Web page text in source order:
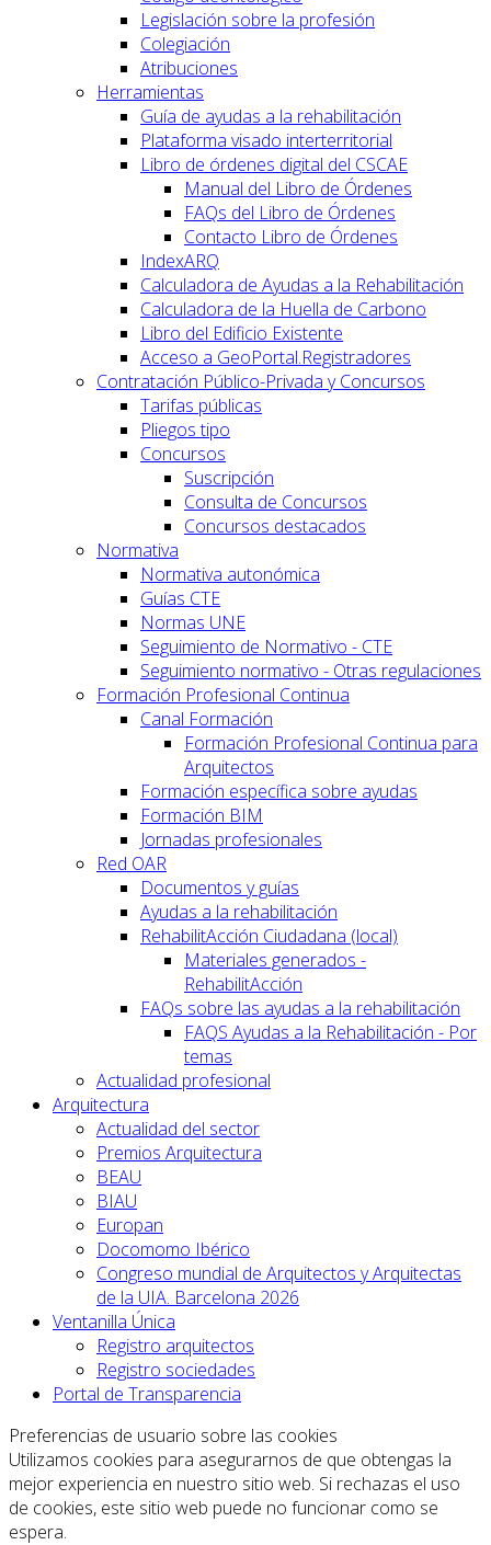
Legislación sobre la profesión
Colegiación
Atribuciones
Herramientas
Guía de ayudas a la rehabilitación
Plataforma visado interterritorial
Libro de órdenes digital del CSCAE
Manual del Libro de Órdenes
FAQs del Libro de Órdenes
Contacto Libro de Órdenes
IndexARQ
Calculadora de Ayudas a la Rehabilitación
Calculadora de la Huella de Carbono
Libro del Edificio Existente
Acceso a GeoPortal.Registradores
Contratación Público-Privada y Concursos
Tarifas públicas
Pliegos tipo
Concursos
Suscripción
Consulta de Concursos
Concursos destacados
Normativa
Normativa autonómica
Guías CTE
Normas UNE
Seguimiento de Normativo - CTE
Seguimiento normativo - Otras regulaciones
Formación Profesional Continua
Canal Formación
Formación Profesional Continua para
Arquitectos
Formación específica sobre ayudas
Formación BIM
Jornadas profesionales
Red OAR
Documentos y guías
Ayudas a la rehabilitación
RehabilitAcción Ciudadana (local)
Materiales generados -
RehabilitAcción
FAQs sobre las ayudas a la rehabilitación
FAQS Ayudas a la Rehabilitación - Por
temas
Actualidad profesional
Arquitectura
Actualidad del sector
Premios Arquitectura
BEAU
BIAU
Europan
Docomomo Ibérico
Congreso mundial de Arquitectos y Arquitectas
de la UIA. Barcelona 2026
Ventanilla Única
Registro arquitectos
Registro sociedades
Portal de Transparencia
Preferencias de usuario sobre las cookies
Utilizamos cookies para asegurarnos de que obtengas la
mejor experiencia en nuestro sitio web. Si rechazas el uso
de cookies, este sitio web puede no funcionar como se
espera.